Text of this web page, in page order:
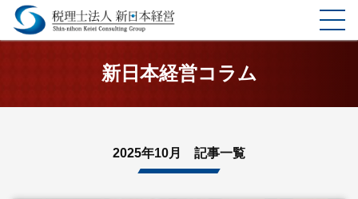
新日本経営コラム
2025年10月 記事一覧